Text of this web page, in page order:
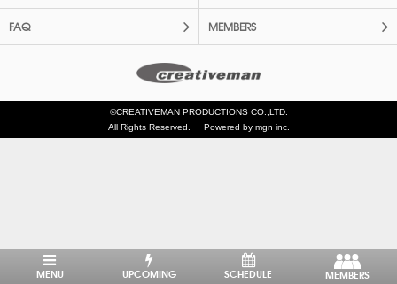
FAQ MEMBERS
©CREATIVEMAN PRODUCTIONS CO.,LTD.
All Rights Reserved.
Powered by mgn inc.
MENU UPCOMING SCHEDULE MEMBERS